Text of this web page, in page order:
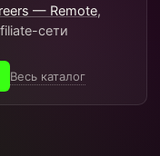
— Remote,
сети
Весь каталог